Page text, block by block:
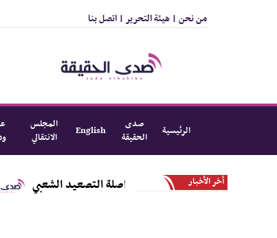
من نحن | هيئة التحرير | اتصل بنا
الرئيسية
صدى
الحقيقة
English
المجلس
الانتقالي
أخر الأخبار
حضرموت يؤكد مواصلة التصعيد الشعبي في